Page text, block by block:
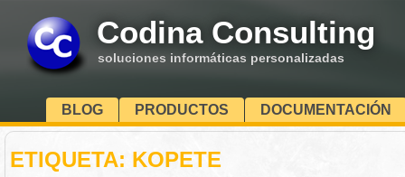
Codina Consulting
soluciones informáticas personalizadas
BLOG PRODUCTOS DOCUMENTACIÓN
ETIQUETA: KOPETE